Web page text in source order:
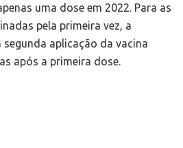
uma dose em 2022. Para as
pela primeira vez, a
aplicação da vacina
após a primeira dose.